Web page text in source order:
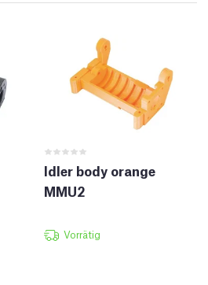
Idler body orange
MMU2
Vorrätig